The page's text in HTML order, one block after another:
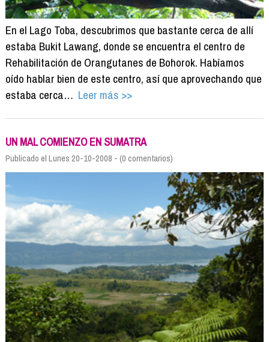
En el Lago Toba, descubrimos que bastante cerca de allí
estaba Bukit Lawang, donde se encuentra el centro de
Rehabilitación de Orangutanes de Bohorok. Habíamos
oído hablar bien de este centro, así que aprovechando que
estaba cerca… Leer más >>
UN MAL COMIENZO EN SUMATRA
Publicado el Lunes 20-10-2008 - (0 comentarios)